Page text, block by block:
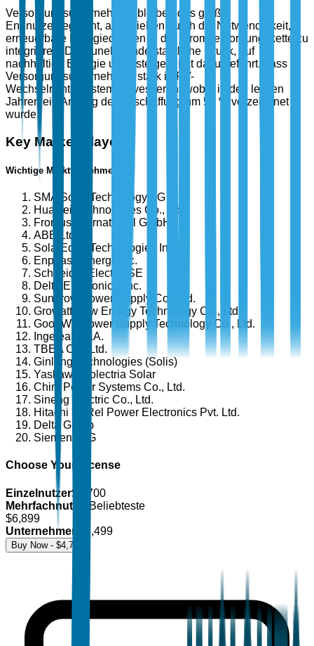
Versorgungsunternehmen bleiben das größte
Endnutzersegment, angetrieben durch die Notwendigkeit,
erneuerbare Energiequellen in die Stromversorgungskette zu
integrieren. Der zunehmende staatliche Druck, auf
nachhaltige Energie umzusteigen, hat dazu geführt, dass
Versorgungsunternehmen stark in PV-
Wechselrichtersysteme investieren, wobei in den letzten
Jahren ein Anstieg der Beschaffung um 50 % verzeichnet
wurde.
Key Market Players
Wichtige Marktteilnehmer
SMA Solar Technology AG
Huawei Technologies Co., Ltd.
Fronius International GmbH
ABB Ltd.
SolarEdge Technologies Inc.
Enphase Energy Inc.
Schneider Electric SE
Delta Electronics, Inc.
Sungrow Power Supply Co., Ltd.
Growatt New Energy Technology Co., Ltd.
GoodWe Power Supply Technology Co., Ltd.
Ingeteam S.A.
TBEA Co., Ltd.
Ginlong Technologies (Solis)
Yaskawa Solectria Solar
Chint Power Systems Co., Ltd.
Sineng Electric Co., Ltd.
Hitachi Hi-Rel Power Electronics Pvt. Ltd.
Delta Group
Siemens AG
Choose Your License
Einzelnutzer$
4,700
Mehrfachnutzer
Beliebteste
$6,899
Unternehmen
8,499
Buy Now - $4,700